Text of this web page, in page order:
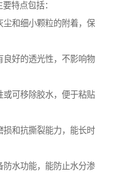
特点包括：
尘和细小颗粒的附着，保
良好的透光性，不影响物
或可移除胶水，便于粘贴
损和抗撕裂能力，能长时
防水功能，能防止水分渗